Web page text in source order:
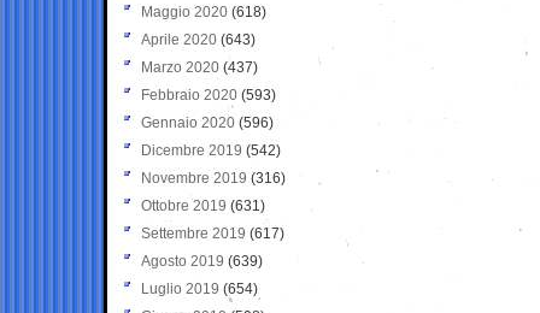
Maggio 2020 (618)
Aprile 2020 (643)
Marzo 2020 (437)
Febbraio 2020 (593)
Gennaio 2020 (596)
Dicembre 2019 (542)
Novembre 2019 (316)
Ottobre 2019 (631)
Settembre 2019 (617)
Agosto 2019 (639)
Luglio 2019 (654)